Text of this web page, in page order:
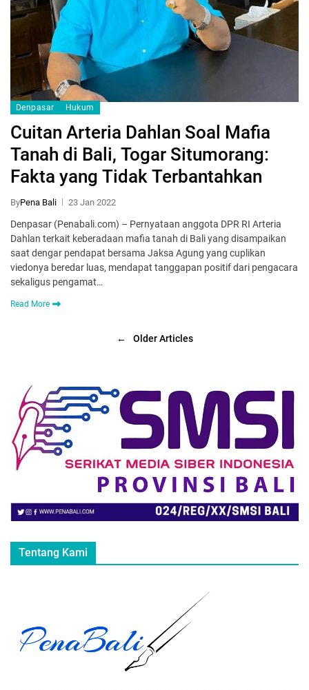
Denpasar Hukum
Cuitan Arteria Dahlan Soal Mafia
Tanah di Bali, Togar Situmorang:
Fakta yang Tidak Terbantahkan
ByPena Bali 23 Jan 2022
Denpasar (Penabali.com) – Pernyataan anggota DPR RI Arteria
Dahlan terkait keberadaan mafia tanah di Bali yang disampaikan
saat dengar pendapat bersama Jaksa Agung yang cuplikan
viedonya beredar luas, mendapat tanggapan positif dari pengacara
sekaligus pengamat…
Read More
← Older Articles
Tentang Kami